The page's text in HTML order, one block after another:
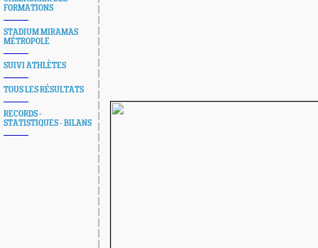
FORMATIONS
STADIUM MIRAMAS
MÉTROPOLE
SUIVI ATHLÈTES
TOUS LES RÉSULTATS
RECORDS -
STATISTIQUES - BILANS